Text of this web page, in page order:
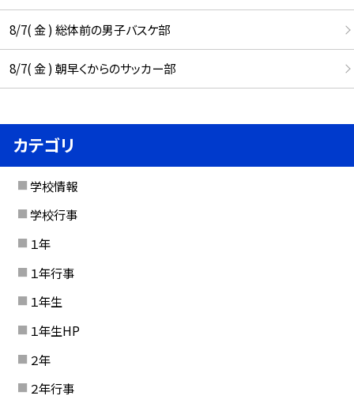
8/7( 金 ) 総体前の男子バスケ部
8/7( 金 ) 朝早くからのサッカー部
カテゴリ
学校情報
学校行事
１年
１年行事
１年生
１年生HP
２年
２年行事